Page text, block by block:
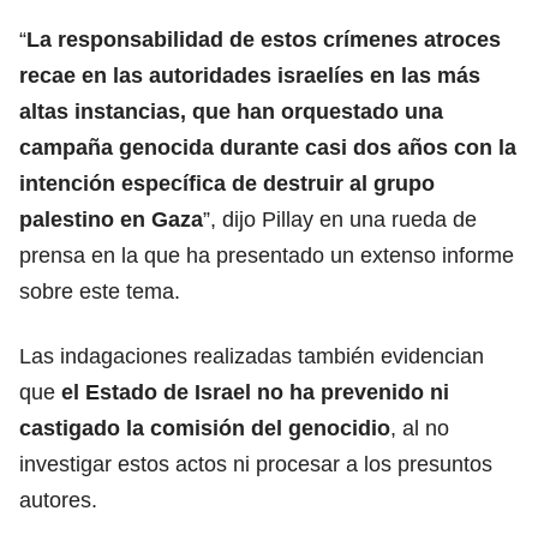
“La responsabilidad de estos crímenes atroces
recae en las autoridades israelíes en las más
altas instancias, que han orquestado una
campaña genocida durante casi dos años con la
intención específica de destruir al grupo
palestino en Gaza”, dijo Pillay en una rueda de
prensa en la que ha presentado un extenso informe
sobre este tema.
Las indagaciones realizadas también evidencian
que el Estado de Israel no ha prevenido ni
castigado la comisión del genocidio, al no
investigar estos actos ni procesar a los presuntos
autores.